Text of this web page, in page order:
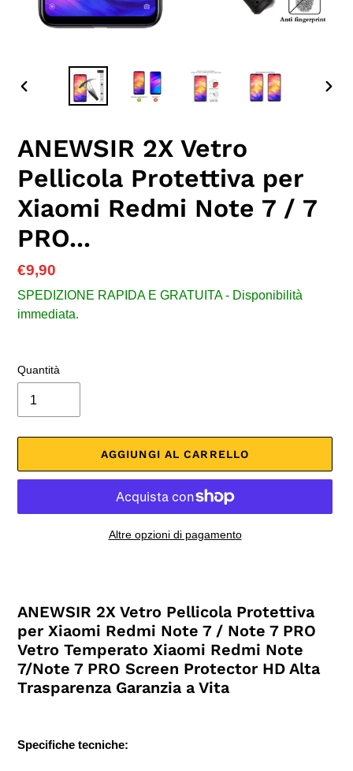
ANEWSIR 2X Vetro
Pellicola Protettiva per
Xiaomi Redmi Note 7 / 7
PRO...
Prezzo
di
listino
€9,90
SPEDIZIONE RAPIDA E GRATUITA - Disponibilità
immediata.
Quantità
AGGIUNGI AL CARRELLO
Altre opzioni di pagamento
nel
carrello
ANEWSIR 2X Vetro Pellicola Protettiva
per Xiaomi Redmi Note 7 / Note 7 PRO
Vetro Temperato Xiaomi Redmi Note
7/Note 7 PRO Screen Protector HD Alta
Trasparenza Garanzia a Vita
Specifiche tecniche: